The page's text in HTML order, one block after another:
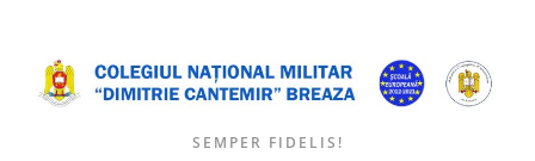
content
SEMPER FIDELIS!